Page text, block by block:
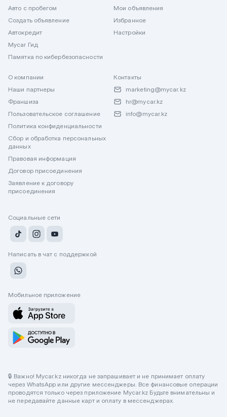
Авто с пробегом
Создать объявление
Автокредит
Mycar Гид
Памятка по кибербезопасности
Мои объявления
Избранное
Настройки
О компании
Наши партнеры
Франшиза
Пользовательское соглашение
Политика конфиденциальности
Сбор и обработка персональных
данных
Правовая информация
Договор присоединения
Заявление к договору
присоединения
Контакты
marketing@mycar.kz
hr@mycar.kz
info@mycar.kz
Социальные сети
Написать в чат с поддержкой
Мобильное приложение
🔒 Важно! Mycar.kz никогда не запрашивает и не принимает оплату
через WhatsApp или другие мессенджеры. Все финансовые операции
проводятся только через приложение Mycar.kz Будьте внимательны и
не передавайте данные карт и оплату в мессенджерах.